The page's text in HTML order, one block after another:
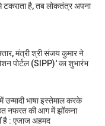
है, तब लोकतंत्र अपना
मंत्री श्री संजय कुमार ने
पोर्टल (SIPP)' का शुभारंभ
उन्मादी भाषा इस्तेमाल करके
नफरत की आग में झोंकना
है : एजाज अहमद